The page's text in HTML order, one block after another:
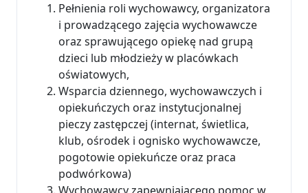
Pełnienia roli wychowawcy, organizatora
i prowadzącego zajęcia wychowawcze
oraz sprawującego opiekę nad grupą
dzieci lub młodzieży w placówkach
oświatowych,
Wsparcia dziennego, wychowawczych i
opiekuńczych oraz instytucjonalnej
pieczy zastępczej (internat, świetlica,
klub, ośrodek i ognisko wychowawcze,
pogotowie opiekuńcze oraz praca
podwórkowa)